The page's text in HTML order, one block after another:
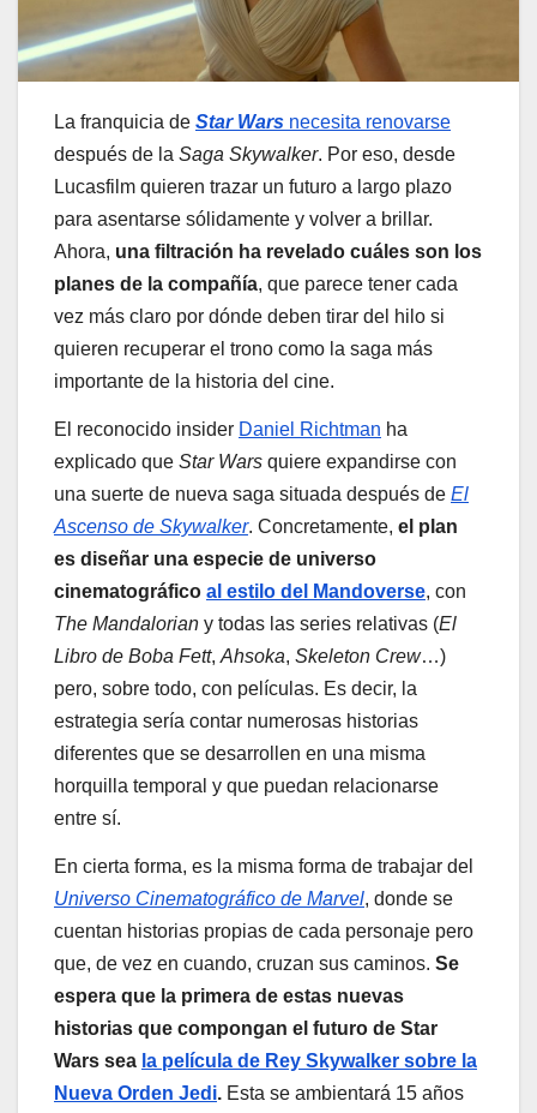
La franquicia de Star Wars necesita renovarse
después de la Saga Skywalker. Por eso, desde
Lucasfilm quieren trazar un futuro a largo plazo
para asentarse sólidamente y volver a brillar.
Ahora, una filtración ha revelado cuáles son los
planes de la compañía, que parece tener cada
vez más claro por dónde deben tirar del hilo si
quieren recuperar el trono como la saga más
importante de la historia del cine.
El reconocido insider Daniel Richtman ha
explicado que Star Wars quiere expandirse con
una suerte de nueva saga situada después de El
Ascenso de Skywalker. Concretamente, el plan
es diseñar una especie de universo
cinematográfico al estilo del Mandoverse, con
The Mandalorian y todas las series relativas (El
Libro de Boba Fett, Ahsoka, Skeleton Crew…)
pero, sobre todo, con películas. Es decir, la
estrategia sería contar numerosas historias
diferentes que se desarrollen en una misma
horquilla temporal y que puedan relacionarse
entre sí.
En cierta forma, es la misma forma de trabajar del
Universo Cinematográfico de Marvel, donde se
cuentan historias propias de cada personaje pero
que, de vez en cuando, cruzan sus caminos. Se
espera que la primera de estas nuevas
historias que compongan el futuro de Star
Wars sea la película de Rey Skywalker sobre la
Nueva Orden Jedi. Esta se ambientará 15 años